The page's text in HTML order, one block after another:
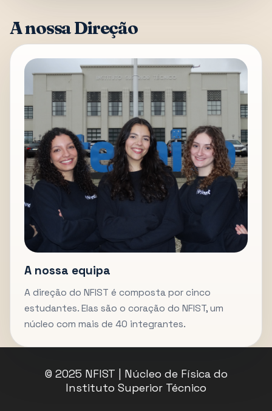
A nossa Direção
A nossa equipa
A direção do NFIST é composta por cinco
estudantes. Elas são o coração do NFIST, um
núcleo com mais de 40 integrantes.
© 2025 NFIST | Núcleo de Física do
Instituto Superior Técnico